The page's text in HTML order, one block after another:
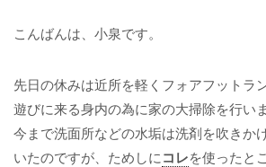
こんばんは、小泉です。
先日の休みは近所を軽くフォアフットラ
遊びに来る身内の為に家の大掃除を行いま
今まで洗面所などの水垢は洗剤を吹きか
いたのですが、ためしに コレを使ったと